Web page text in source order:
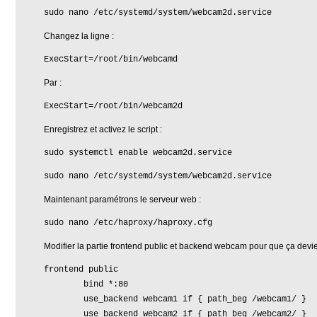
sudo nano /etc/systemd/system/webcam2d.service
Changez la ligne :
ExecStart=/root/bin/webcamd
Par :
ExecStart=/root/bin/webcam2d
Enregistrez et activez le script :
sudo systemctl enable webcam2d.service
sudo nano /etc/systemd/system/webcam2d.service
Maintenant paramétrons le serveur web :
sudo nano /etc/haproxy/haproxy.cfg
Modifier la partie frontend public et backend webcam pour que ça
frontend public
bind *:80
use_backend webcam1 if { path_beg /webcam1/ }
use_backend webcam2 if { path_beg /webcam2/ }